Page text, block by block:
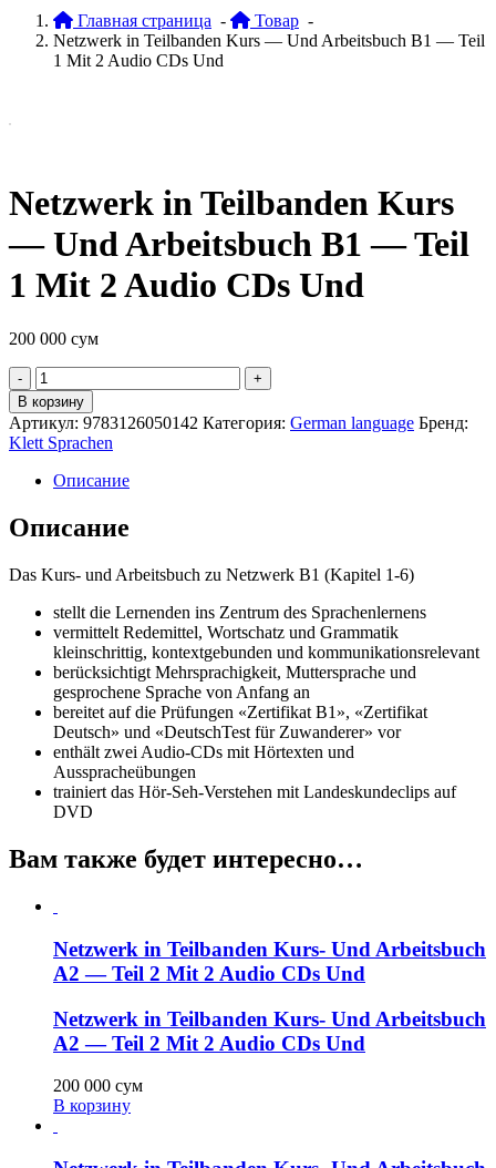
Главная страница - Товар -
Netzwerk in Teilbanden Kurs — Und Arbeitsbuch B1 — Teil
1 Mit 2 Audio CDs Und
Netzwerk in Teilbanden Kurs
— Und Arbeitsbuch B1 — Teil
1 Mit 2 Audio CDs Und
200 000 сум
Quantity
В корзину
Артикул: 9783126050142 Категория: German language Бренд:
Klett Sprachen
Описание
Описание
Das Kurs- und Arbeitsbuch zu Netzwerk B1 (Kapitel 1-6)
stellt die Lernenden ins Zentrum des Sprachenlernens
vermittelt Redemittel, Wortschatz und Grammatik
kleinschrittig, kontextgebunden und kommunikationsrelevant
berücksichtigt Mehrsprachigkeit, Muttersprache und
gesprochene Sprache von Anfang an
bereitet auf die Prüfungen «Zertifikat B1», «Zertifikat
Deutsch» und «DeutschTest für Zuwanderer» vor
enthält zwei Audio-CDs mit Hörtexten und
Ausspracheübungen
trainiert das Hör-Seh-Verstehen mit Landeskundeclips auf
DVD
Вам также будет интересно…
Netzwerk in Teilbanden Kurs- Und Arbeitsbuch
A2 — Teil 2 Mit 2 Audio CDs Und
Netzwerk in Teilbanden Kurs- Und Arbeitsbuch
A2 — Teil 2 Mit 2 Audio CDs Und
200 000 сум
В корзину